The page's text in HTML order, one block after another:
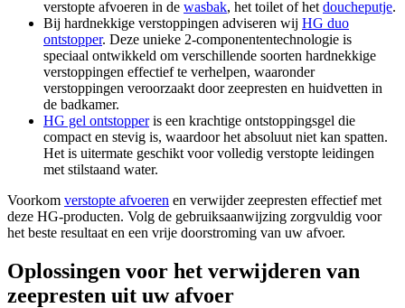
verstopte afvoeren in de wasbak, het toilet of het doucheputje.
Bij hardnekkige verstoppingen adviseren wij HG duo
ontstopper. Deze unieke 2-componententechnologie is
speciaal ontwikkeld om verschillende soorten hardnekkige
verstoppingen effectief te verhelpen, waaronder
verstoppingen veroorzaakt door zeepresten en huidvetten in
de badkamer.
HG gel ontstopperis een krachtige ontstoppingsgel die
compact en stevig is, waardoor het absoluut niet kan spatten.
Het is uitermate geschikt voor volledig verstopte leidingen
met stilstaand water.
Voorkom verstopte afvoeren en verwijder zeepresten effectief met
deze HG-producten. Volg de gebruiksaanwijzing zorgvuldig voor
het beste resultaat en een vrije doorstroming van uw afvoer.
Oplossingen voor het verwijderen van
zeepresten uit uw afvoer